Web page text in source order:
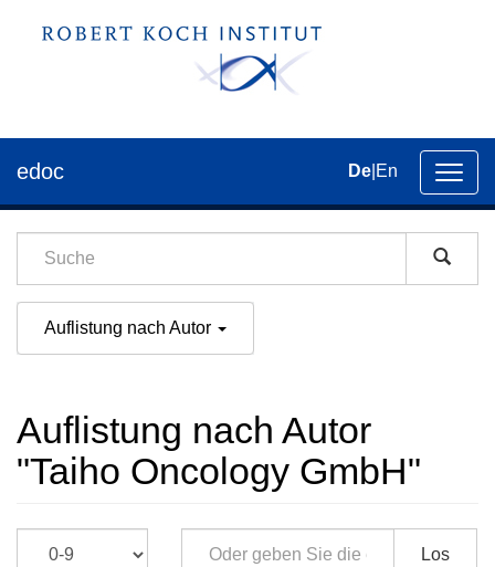
der
edoc De En
Auflistung nach Autor
Auflistung nach Autor
"Taiho Oncology GmbH"
Los